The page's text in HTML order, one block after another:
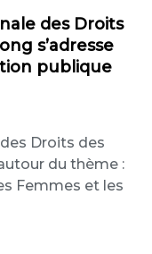
des Droits
s’adresse
publique
Droits des
du thème :
Femmes et les